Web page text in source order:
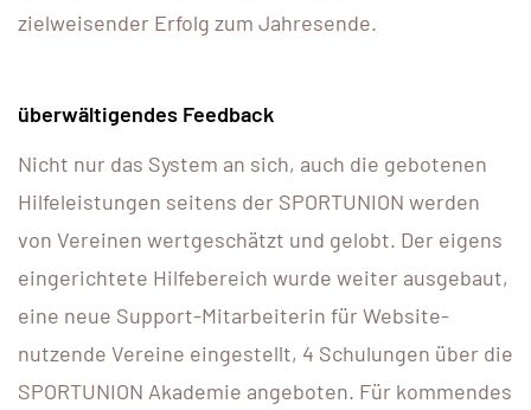
zielweisender Erfolg zum Jahresende.
überwältigendes Feedback
Nicht nur das System an sich, auch die gebotenen
Hilfeleistungen seitens der SPORTUNION werden
von Vereinen wertgeschätzt und gelobt. Der eigens
eingerichtete Hilfebereich wurde weiter ausgebaut,
eine neue Support-Mitarbeiterin für Website-
nutzende Vereine eingestellt, 4 Schulungen über die
SPORTUNION Akademie angeboten. Für kommendes